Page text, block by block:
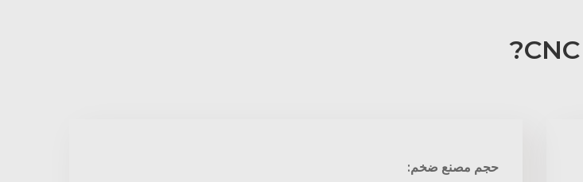
حجم مصنع ضخم: